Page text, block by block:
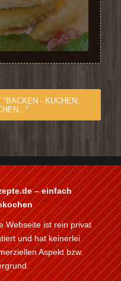
- KUCHEN,
– einfach
Webseite ist rein privat
und hat keinerlei
Aspekt bzw.